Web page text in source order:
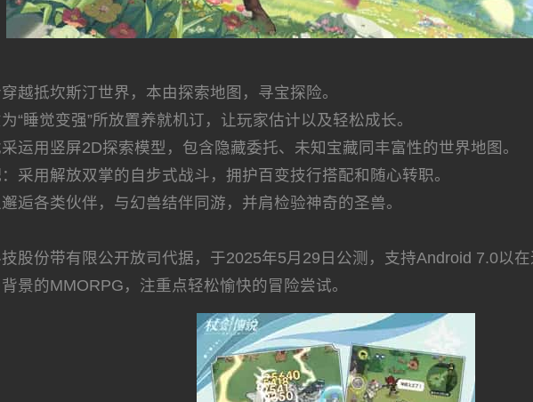
越抵坎斯汀世界，本由探索地图，寻宝探险。
“睡觉变强”所放置养就机订，让玩家估计以及轻松成长。
运用竖屏2D探索模型，包含隐藏委托、未知宝藏同丰富性的世界地图。
采用解放双掌的自步式战斗，拥护百变技行搭配和随心转职。
逅各类伙伴，与幻兽结伴同游，并肩检验神奇的圣兽。
股份带有限公开放司代据，于2025年5月29日公测，支持Android 7.0以
景的MMORPG，注重点轻松愉快的冒险尝试。